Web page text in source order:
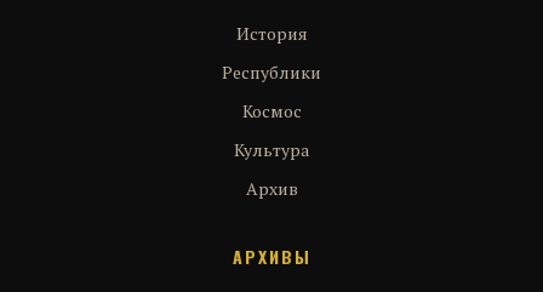
История
Республики
Космос
Культура
Архив
АРХИВЫ